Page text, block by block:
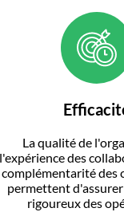
La qualité de
l'expérience des
complémentarité des
permettent
rigoureux des